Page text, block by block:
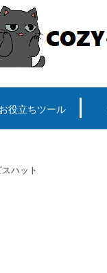
役立ちツール
スハット